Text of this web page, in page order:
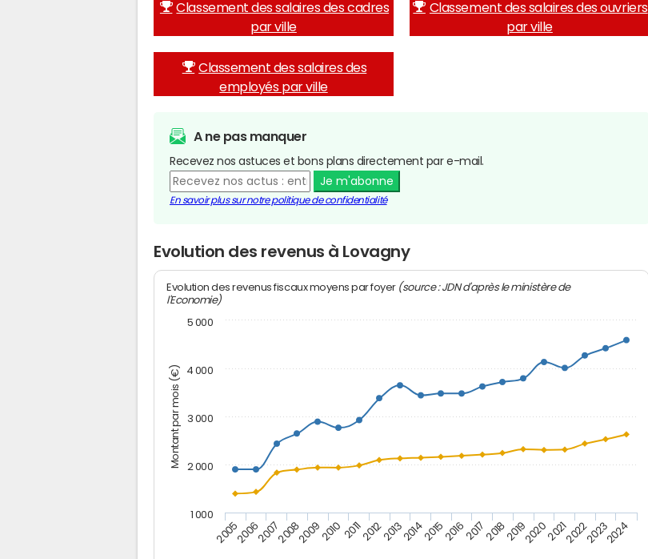
Classement des salaires des cadres
par ville
Classement des salaires des ouvriers
par ville
Classement des salaires des
employés par ville
A ne pas manquer
Recevez nos astuces et bons plans directement par e-mail.
Je m'abonne
En savoir plus sur notre politique de confidentialité
Evolution des revenus à Lovagny
Montant par mois (€)
Evolution des revenus fiscaux moyens par foyer (source : JDN d'après le ministère de
l'Economie)
200520062007200820092010 20112012201320142015201620172018201920202021202220232024
1 000
2 000
3 000
4 000
5 000